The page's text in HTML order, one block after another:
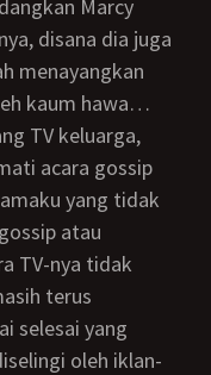
Marcy
disana dia juga
menayangkan
kaum hawa…
acara gossip
yang tidak
atau
TV-nya tidak
terus
selesai yang
oleh iklan-